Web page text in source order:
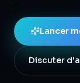
Lancer
Discuter